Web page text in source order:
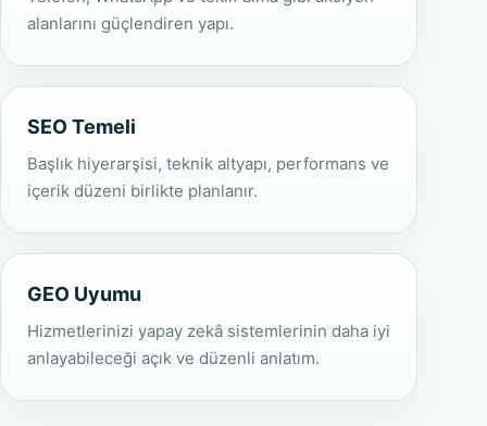
alanlarını güçlendiren yapı.
SEO Temeli
Başlık hiyerarşisi, teknik altyapı, performans ve
içerik düzeni birlikte planlanır.
GEO Uyumu
Hizmetlerinizi yapay zekâ sistemlerinin daha iyi
anlayabileceği açık ve düzenli anlatım.